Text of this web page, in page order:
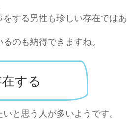
する男性も珍しい存在ではあ
のも納得できますね。
する
と思う人が多いようです。